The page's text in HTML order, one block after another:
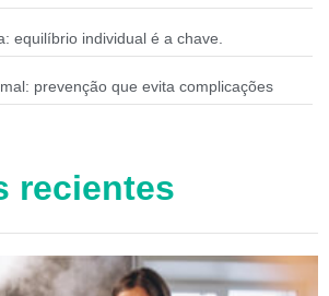
equilíbrio individual é a chave.
prevenção que evita complicações
recientes